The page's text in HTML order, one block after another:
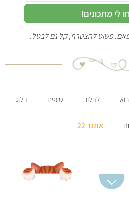
לי מתכונים!
לבלות טיפים בלוג
אתגר 22